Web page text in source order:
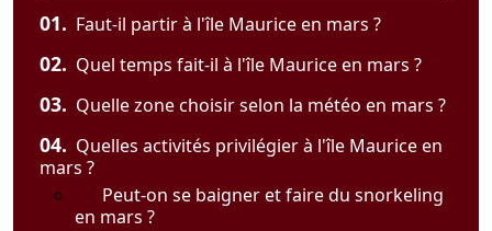
01. Faut-il partir à l'île Maurice en mars ?
02. Quel temps fait-il à l'île Maurice en mars ?
03. Quelle zone choisir selon la météo en mars ?
04. Quelles activités privilégier à l'île Maurice en
mars ?
Peut-on se baigner et faire du snorkeling
en mars ?